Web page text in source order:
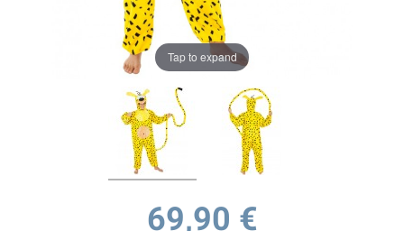
Tap to expand
69,90 €